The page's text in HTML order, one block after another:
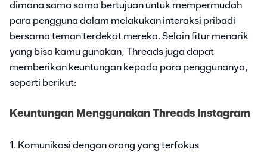
dimana sama sama bertujuan untuk mempermudah
para pengguna dalam melakukan interaksi pribadi
bersama teman terdekat mereka. Selain fitur menarik
yang bisa kamu gunakan, Threads juga dapat
memberikan keuntungan kepada para penggunanya,
seperti berikut:
Keuntungan Menggunakan Threads Instagram
1. Komunikasi dengan orang yang terfokus